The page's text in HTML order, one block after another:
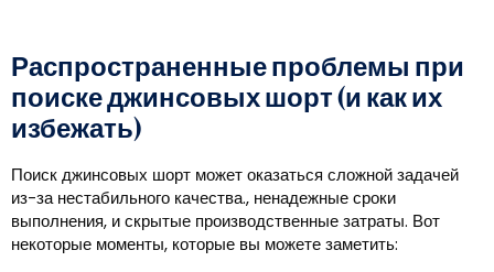
Распространенные проблемы при
поиске джинсовых шорт (и как их
избежать)
Поиск джинсовых шорт может оказаться сложной задачей
из-за нестабильного качества., ненадежные сроки
выполнения, и скрытые производственные затраты. Вот
некоторые моменты, которые вы можете заметить: